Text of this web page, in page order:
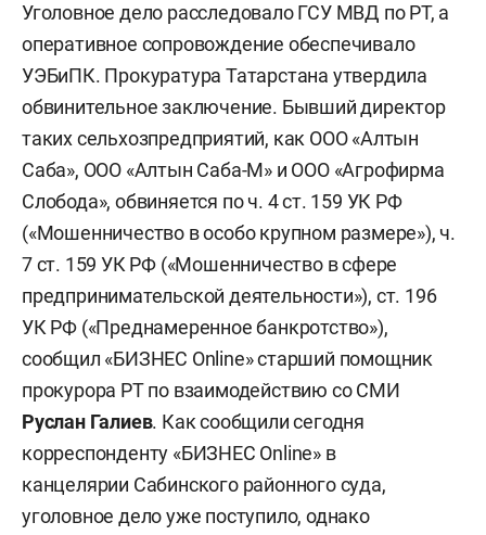
Уголовное дело расследовало ГСУ МВД по РТ, а
оперативное сопровождение обеспечивало
УЭБиПК. Прокуратура Татарстана утвердила
обвинительное заключение. Бывший директор
таких сельхозпредприятий, как ООО «Алтын
Саба», ООО «Алтын Саба-М» и ООО «Агрофирма
Слобода», обвиняется по ч. 4 ст. 159 УК РФ
(«Мошенничество в особо крупном размере»), ч.
7 ст. 159 УК РФ («Мошенничество в сфере
предпринимательской деятельности»), ст. 196
УК РФ («Преднамеренное банкротство»),
сообщил «БИЗНЕС Online» старший помощник
прокурора РТ по взаимодействию со СМИ
Руслан Галиев. Как сообщили сегодня
корреспонденту «БИЗНЕС Online» в
канцелярии Сабинского районного суда,
уголовное дело уже поступило, однако